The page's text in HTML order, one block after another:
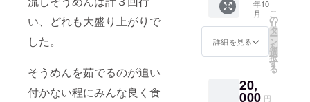
い、どれも大盛り上がりで
した。
そうめんを茹でるのが追い
付かない程にみんな良く食
に、有
機質肥
料をふ
んだん
に使用
してお
す。 無
農薬で
年10
月
詳細を見る
こ
の
リ
タ
ー
ン
を
選
択
す
る
20,
000 円